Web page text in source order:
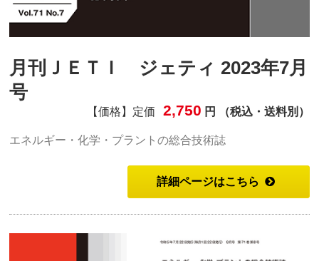
月刊ＪＥＴＩ ジェティ 2023年7月
号
【価格】定価 2,750 円 （税込・送料別）
エネルギー・化学・プラントの総合技術誌
詳細ページはこちら